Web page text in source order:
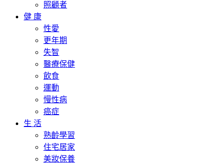
照顧者
健 康
性愛
更年期
失智
醫療保健
飲食
運動
慢性病
癌症
生 活
熟齡學習
住宅居家
美妝保養